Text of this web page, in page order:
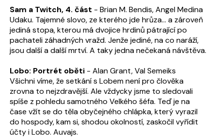
Sam a Twitch, 4. část - Brian M. Bendis, Angel Medina
Udaku. Tajemné slovo, ze kterého jde hrůza... a zároveň
jediná stopa, kterou má dvojice hrdinů pátrající po
pachateli záhadných vražd. Jenže jediné, na co naráží,
jsou další a další mrtví. A taky jedna nečekaná návštěva.
Lobo: Portrét oběti - Alan Grant, Val Semeiks
Všichni víme, že setkání s Lobem není pro člověka
zrovna to nejzdravější. Ale vždycky jsme to sledovali
spíše z pohledu samotného Velkého šéfa. Teď je na
čase vžít se do těla obyčejného chlápka, který vyrazil
do hospody, kam si, shodou okolností, zaskočil vyřídit
účty i Lobo. Auvajs.